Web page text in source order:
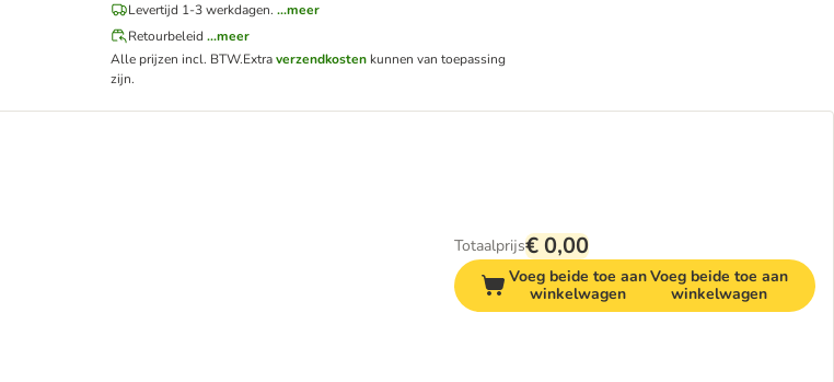
Levertijd 1-3 werkdagen. ...meer
Retourbeleid ...meer
Alle prijzen incl. BTW.Extraverzendkosten kunnen van toepassing
zijn.
Totaalprijs€ 0,00
Voeg beide toe aan
winkelwagen
Voeg beide toe aan
winkelwagen